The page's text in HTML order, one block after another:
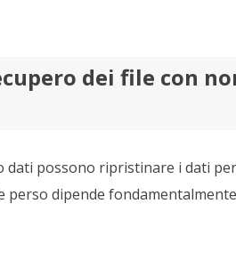
dei file con
possono ripristinare i dati
dipende